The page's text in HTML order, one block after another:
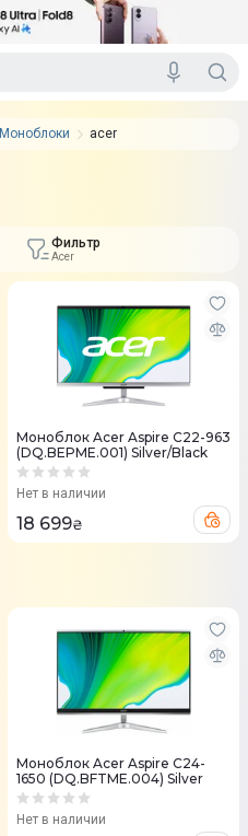
Моноблоки acer
Фильтр
Acer
Моноблок Acer Aspire C22-963
(DQ.BEPME.001) Silver/Black
Нет в наличии
18 699₴
Моноблок Acer Aspire C24-
1650 (DQ.BFTME.004) Silver
Нет в наличии